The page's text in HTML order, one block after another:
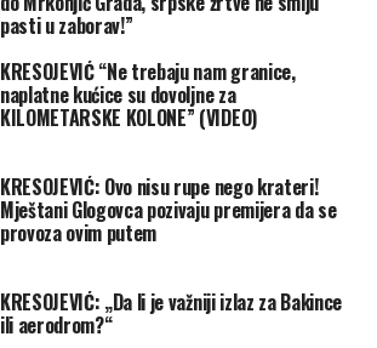
pasti u zaborav!”
KRESOJEVIĆ “Ne trebaju nam granice,
naplatne kućice su dovoljne za
KILOMETARSKE KOLONE” (VIDEO)
KRESOJEVIĆ: Ovo nisu rupe nego krateri!
Mještani Glogovca pozivaju premijera da se
provoza ovim putem
KRESOJEVIĆ: „Da li je važniji izlaz za Bakince
ili aerodrom?“